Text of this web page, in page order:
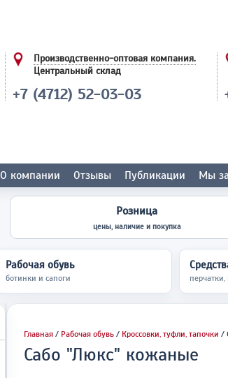
Производственно-оптовая компания.
Центральный склад
+7 (4712) 52-03-03
О компании Отзывы Публикации Мы
Розница
цены, наличие и покупка
Рабочая обувь
ботинки и сапоги перчатки,
Главная / Рабочая обувь / Кроссовки, туфли, тапочки /
Сабо "Люкс" кожаные